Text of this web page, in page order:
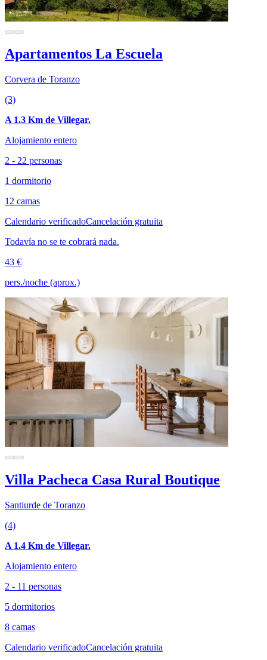
Apartamentos La Escuela
Corvera de Toranzo
(3)
A 1.3 Km de Villegar.
Alojamiento entero
2 - 22 personas
1 dormitorio
12 camas
Calendario verificadoCancelación gratuita
Todavía no se te cobrará nada.
43 €
pers./noche (aprox.)
Villa Pacheca Casa Rural Boutique
Santiurde de Toranzo
(4)
A 1.4 Km de Villegar.
Alojamiento entero
2 - 11 personas
5 dormitorios
8 camas
Calendario verificadoCancelación gratuita